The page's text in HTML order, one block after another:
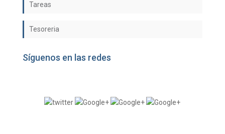
Tareas
Tesoreria
Síguenos en las redes